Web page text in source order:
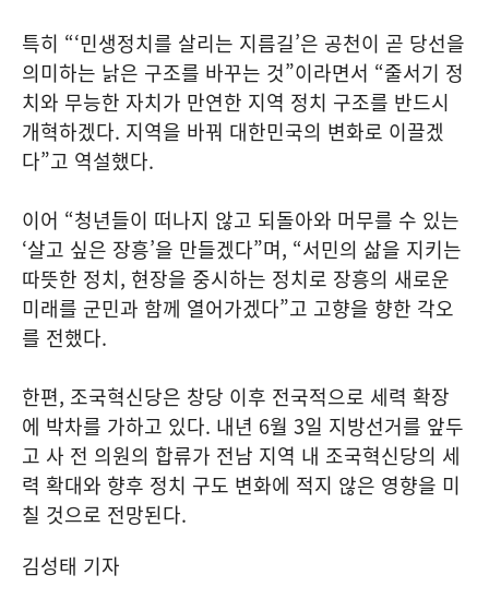
특히 “‘민생정치를 살리는 지름길’은 공천이 곧 당선을
의미하는 낡은 구조를 바꾸는 것”이라면서 “줄서기 정
치와 무능한 자치가 만연한 지역 정치 구조를 반드시
개혁하겠다. 지역을 바꿔 대한민국의 변화로 이끌겠
다”고 역설했다.
이어 “청년들이 떠나지 않고 되돌아와 머무를 수 있는
‘살고 싶은 장흥’을 만들겠다”며, “서민의 삶을 지키는
따뜻한 정치, 현장을 중시하는 정치로 장흥의 새로운
미래를 군민과 함께 열어가겠다”고 고향을 향한 각오
를 전했다.
한편, 조국혁신당은 창당 이후 전국적으로 세력 확장
에 박차를 가하고 있다. 내년 6월 3일 지방선거를 앞두
고 사 전 의원의 합류가 전남 지역 내 조국혁신당의 세
력 확대와 향후 정치 구도 변화에 적지 않은 영향을 미
칠 것으로 전망된다.
김성태 기자